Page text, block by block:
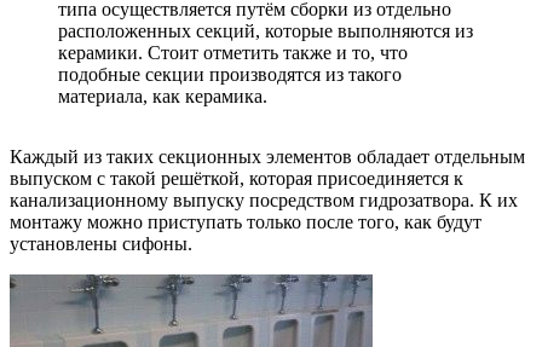
типа осуществляется путём сборки из отдельно
расположенных секций, которые выполняются из
керамики. Стоит отметить также и то, что
подобные секции производятся из такого
материала, как керамика.
Каждый из таких секционных элементов обладает отдельным
выпуском с такой решёткой, которая присоединяется к
канализационному выпуску посредством гидрозатвора. К их
монтажу можно приступать только после того, как будут
установлены сифоны.